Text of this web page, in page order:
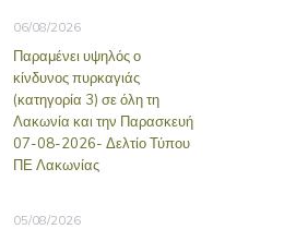
06/08/2026
Παραμένει υψηλός ο
κίνδυνος πυρκαγιάς
(κατηγορία 3) σε όλη τη
Λακωνία και την Παρασκευή
07-08-2026- Δελτίο Τύπου
ΠΕ Λακωνίας
05/08/2026